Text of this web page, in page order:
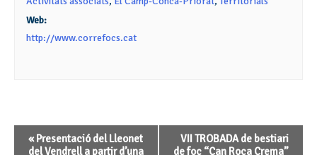
Web:
http://www.correfocs.cat
Navegació
d'Esdeveniment
«Presentació del Lleonet
del Vendrell a partir d’una
VII TROBADA de bestiari
de foc “Can Roca Crema”